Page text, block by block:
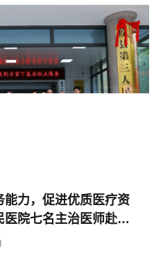
力，促进优质医疗资
院七名主治医师赴攸
帮带”